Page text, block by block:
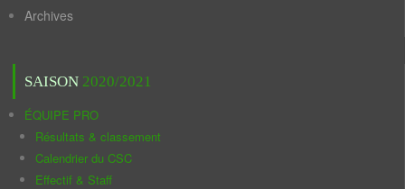
Archives
SAISON 2020/2021
ÉQUIPE PRO
Résultats & classement
Calendrier du CSC
Effectif & Staff